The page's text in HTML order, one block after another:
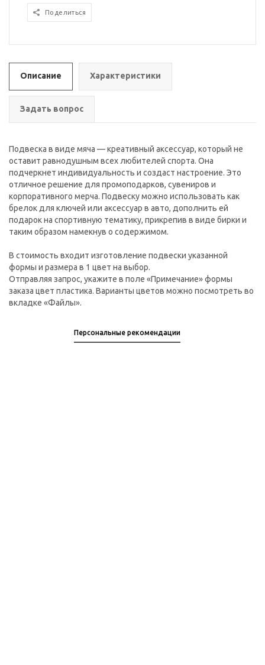
Поделиться
Описание Характеристики
Задать вопрос
Подвеска в виде мяча — креативный аксессуар, который не
оставит равнодушным всех любителей спорта. Она
подчеркнет индивидуальность и создаст настроение. Это
отличное решение для промоподарков, сувениров и
корпоративного мерча. Подвеску можно использовать как
брелок для ключей или аксессуар в авто, дополнить ей
подарок на спортивную тематику, прикрепив в виде бирки и
таким образом намекнув о содержимом.
В стоимость входит изготовление подвески указанной
формы и размера в 1 цвет на выбор.
Отправляя запрос, укажите в поле «Примечание» формы
заказа цвет пластика. Варианты цветов можно посмотреть во
вкладке «Файлы».
Персональные рекомендации